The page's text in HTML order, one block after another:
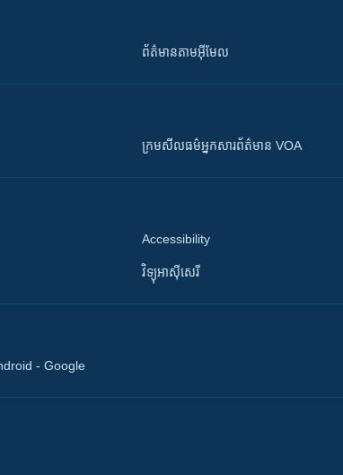
ព័ត៌មាន​តាម​អ៊ីមែល
ក្រម​​​សីលធម៌​​​អ្នក​​​សារព័ត៌មាន VOA
Accessibility
វិទ្យុ​អាស៊ី​សេរី
- Google